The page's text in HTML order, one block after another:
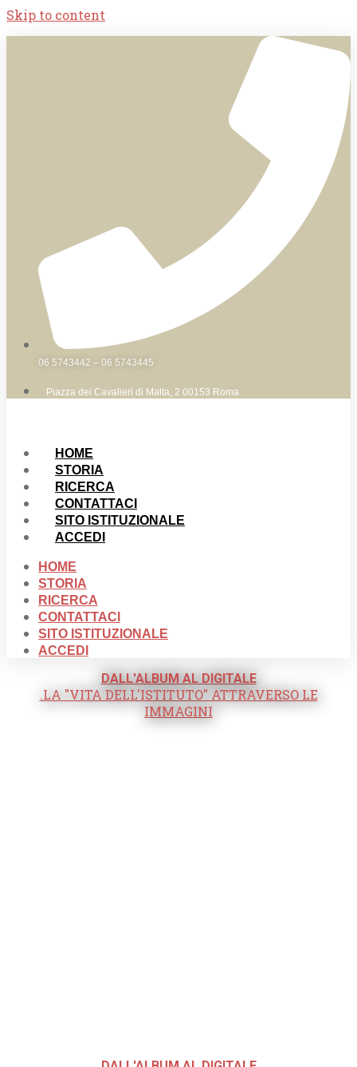
Skip to content
06 5743442 – 06 5743445
Piazza dei Cavalieri di Malta, 2 00153 Roma
HOME
STORIA
RICERCA
CONTATTACI
SITO ISTITUZIONALE
ACCEDI
HOME
STORIA
RICERCA
CONTATTACI
SITO ISTITUZIONALE
ACCEDI
DALL'ALBUM AL DIGITALE
.LA "VITA DELL'ISTITUTO" ATTRAVERSO LE
IMMAGINI